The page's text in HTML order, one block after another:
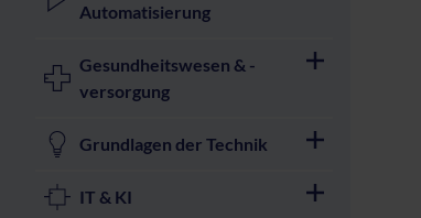
Automatisierung
Gesundheitswesen & -
versorgung
Grundlagen der Technik
IT & KI